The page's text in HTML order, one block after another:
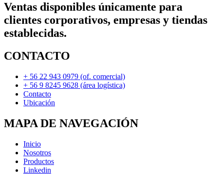
Ventas disponibles únicamente para
clientes corporativos, empresas y tiendas
establecidas.
CONTACTO
+ 56 22 943 0979 (of. comercial)
+ 56 9 8245 9628 (área logística)
Contacto
Ubicación
MAPA DE NAVEGACIÓN
Inicio
Nosotros
Productos
Linkedin